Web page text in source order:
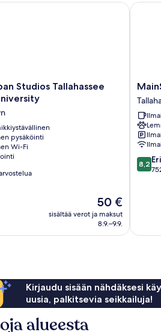
Studios Tallahassee
pysäköinti
Wi-Fi
Hinta
on
50 €
50 €
sisältää verot ja maksut
8.9.–9.9.
Studios Tallahassee near University
Suites
8.2
kautta
8,2
Kirjaudu sisään nähdäksesi
uusia, palkitsevia seikkailuja!
alueesta